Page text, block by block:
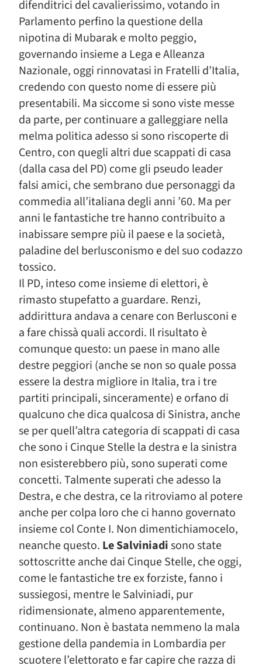
difenditrici del cavalierissimo, votando in
Parlamento perfino la questione della
nipotina di Mubarak e molto peggio,
governando insieme a Lega e Alleanza
Nazionale, oggi rinnovatasi in Fratelli d’Italia,
credendo con questo nome di essere più
presentabili. Ma siccome si sono viste messe
da parte, per continuare a galleggiare nella
melma politica adesso si sono riscoperte di
Centro, con quegli altri due scappati di casa
(dalla casa del PD) come gli pseudo leader
falsi amici, che sembrano due personaggi da
commedia all’italiana degli anni ’60. Ma per
anni le fantastiche tre hanno contribuito a
inabissare sempre più il paese e la società,
paladine del berlusconismo e del suo codazzo
tossico.
Il PD, inteso come insieme di elettori, è
rimasto stupefatto a guardare. Renzi,
addirittura andava a cenare con Berlusconi e
a fare chissà quali accordi. Il risultato è
comunque questo: un paese in mano alle
destre peggiori (anche se non so quale possa
essere la destra migliore in Italia, tra i tre
partiti principali, sinceramente) e orfano di
qualcuno che dica qualcosa di Sinistra, anche
se per quell’altra categoria di scappati di casa
che sono i Cinque Stelle la destra e la sinistra
non esisterebbero più, sono superati come
concetti. Talmente superati che adesso la
Destra, e che destra, ce la ritroviamo al potere
anche per colpa loro che ci hanno governato
insieme col Conte I. Non dimentichiamocelo,
neanche questo. Le Salviniadisono state
sottoscritte anche dai Cinque Stelle, che oggi,
come le fantastiche tre ex forziste, fanno i
sussiegosi, mentre le Salviniadi, pur
ridimensionate, almeno apparentemente,
continuano. Non è bastata nemmeno la mala
gestione della pandemia in Lombardia per
scuotere l’elettorato e far capire che razza di